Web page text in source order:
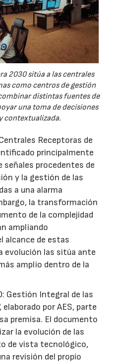
2030 sitúa a las centrales
como centros de gestión
distintas fuentes de
una toma de decisiones
contextualizada.
Receptoras de
principalmente
señales procedentes de
y la gestión de las
a una alarma
la transformación
de la complejidad
ampliando
alcance de estas
evolución las sitúa ante
amplio dentro de la
Gestión Integral de las
elaborado por AES, parte
premisa. El documento
la evolución de las
de vista tecnológico,
revisión del propio